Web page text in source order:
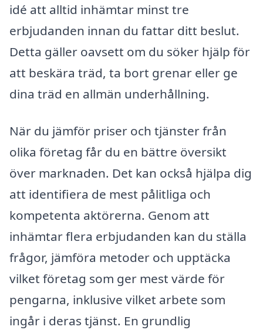
idé att alltid inhämtar minst tre
erbjudanden innan du fattar ditt beslut.
Detta gäller oavsett om du söker hjälp för
att beskära träd, ta bort grenar eller ge
dina träd en allmän underhållning.
När du jämför priser och tjänster från
olika företag får du en bättre översikt
över marknaden. Det kan också hjälpa dig
att identifiera de mest pålitliga och
kompetenta aktörerna. Genom att
inhämtar flera erbjudanden kan du ställa
frågor, jämföra metoder och upptäcka
vilket företag som ger mest värde för
pengarna, inklusive vilket arbete som
ingår i deras tjänst. En grundlig